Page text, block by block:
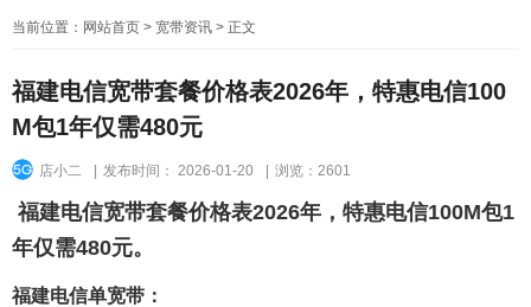
当前位置： 网站首页 > 宽带资讯 > 正文
福建电信宽带套餐价格表2026年，特惠电信100
M包1年仅需480元
店小二 发布时间： 2026-01-20 浏览：2601
福建电信宽带套餐价格表2026年，特惠电信100M包1
年仅需480元。
福建电信单宽带：